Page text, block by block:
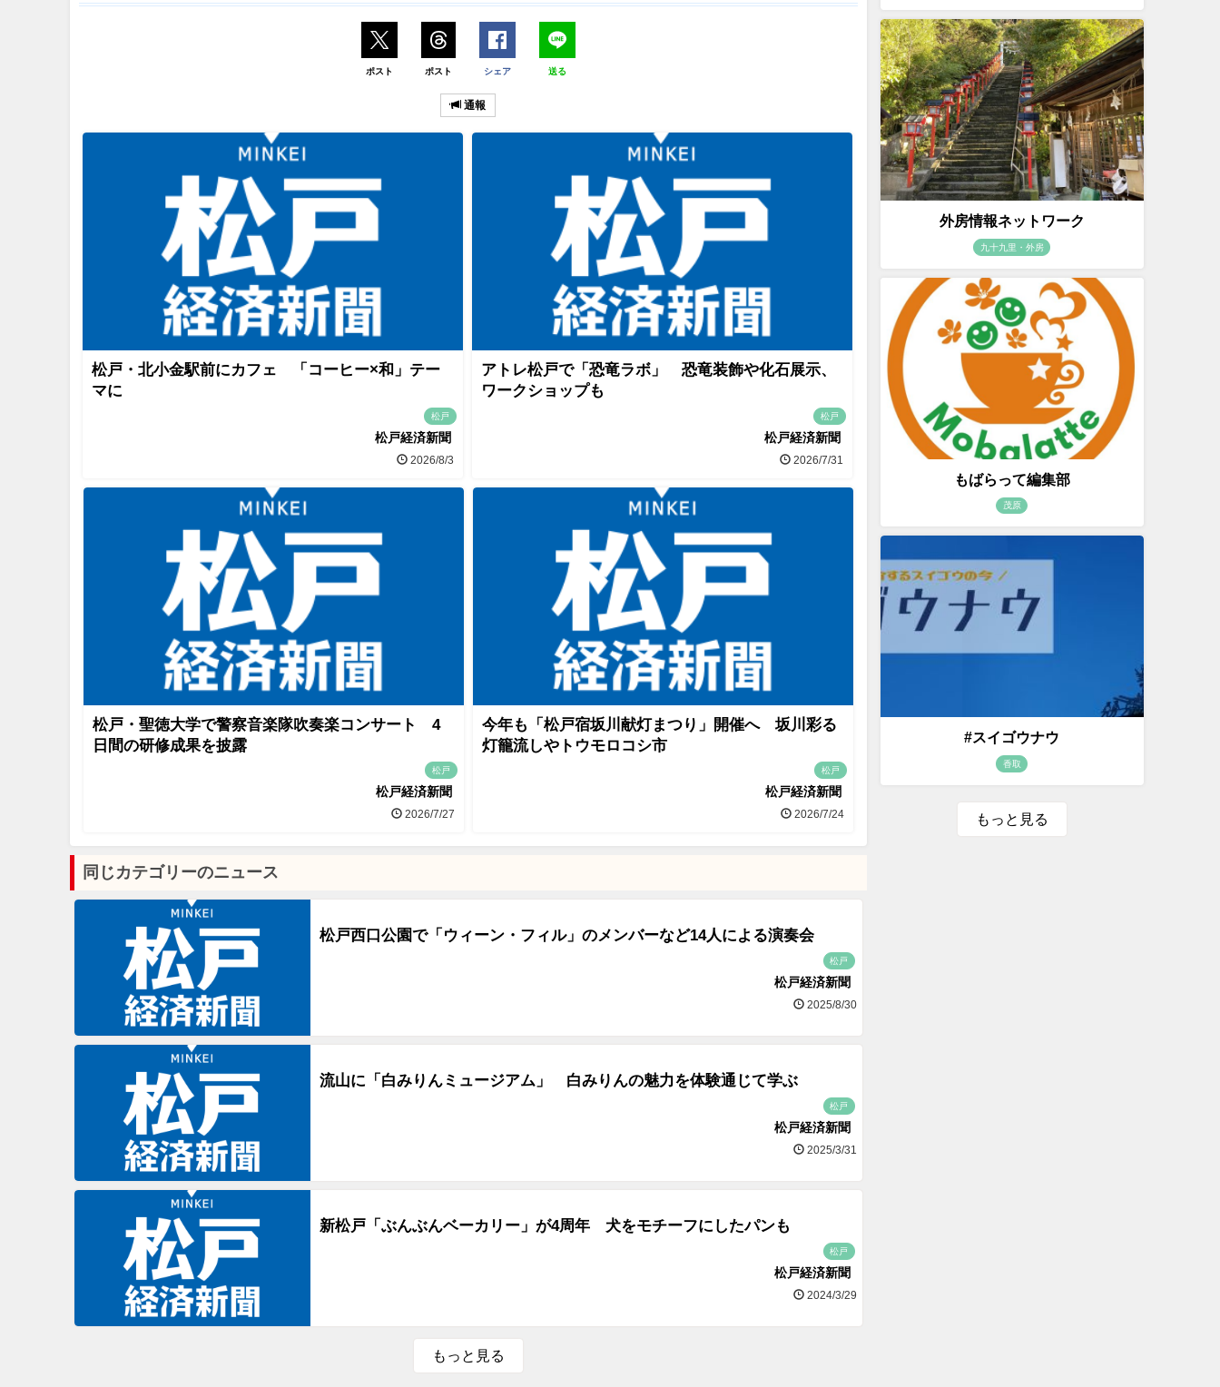
ポスト ポスト シェア 送る
通報
松戸・北小金駅前にカフェ 「コーヒー×和」テー
マに
松戸
松戸経済新聞
2026/8/3
アトレ松戸で「恐竜ラボ」 恐竜装飾や化石展示、
ワークショップも
松戸
松戸経済新聞
2026/7/31
松戸・聖徳大学で警察音楽隊吹奏楽コンサート 4
日間の研修成果を披露
松戸
松戸経済新聞
2026/7/27
今年も「松戸宿坂川献灯まつり」開催へ 坂川彩る
灯籠流しやトウモロコシ市
松戸
松戸経済新聞
2026/7/24
同じカテゴリーのニュース
松戸西口公園で「ウィーン・フィル」のメンバーなど14人による演奏会
松戸
松戸経済新聞
2025/8/30
流山に「白みりんミュージアム」 白みりんの魅力を体験通じて学ぶ
松戸
松戸経済新聞
2025/3/31
新松戸「ぶんぶんベーカリー」が4周年 犬をモチーフにしたパンも
松戸
松戸経済新聞
2024/3/29
もっと見る
外房情報ネットワーク
九十九里・外房
もばらって編集部
茂原
#スイゴウナウ
香取
もっと見る